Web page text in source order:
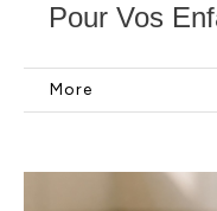
Pour Vos
More